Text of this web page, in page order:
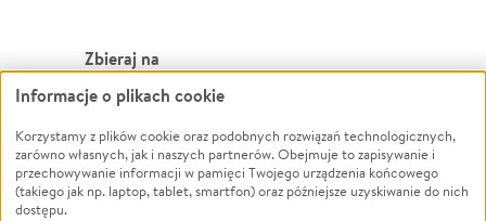
Zbieraj na
Leczenie
Zwierzęta
Pożar
Ukraina
Powódź
Wichura
NGO
Informacje o plikach cookie
Korzystamy z plików cookie oraz podobnych rozwiązań technologicznych,
zarówno własnych, jak i naszych partnerów. Obejmuje to zapisywanie i
przechowywanie informacji w pamięci Twojego urządzenia końcowego
(takiego jak np. laptop, tablet, smartfon) oraz późniejsze uzyskiwanie do nich
dostępu.